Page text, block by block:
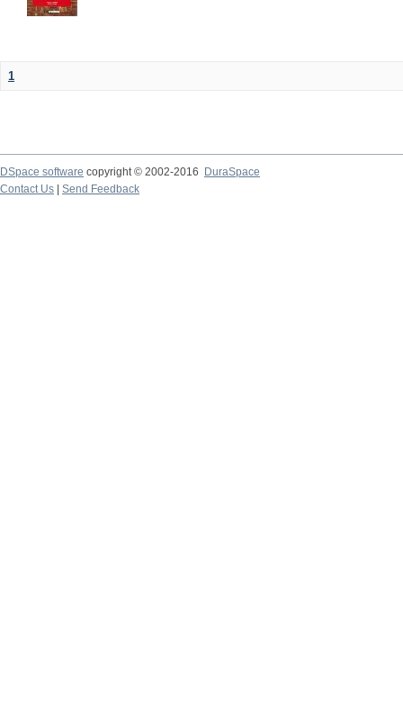
1
DSpace software copyright © 2002-2016
DuraSpace
Contact Us
Send Feedback